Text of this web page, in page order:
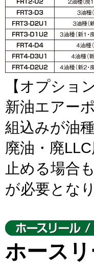
【オプション
新油エアー
組込みが油
廃油・廃
止める場合
が必要とな
ホース